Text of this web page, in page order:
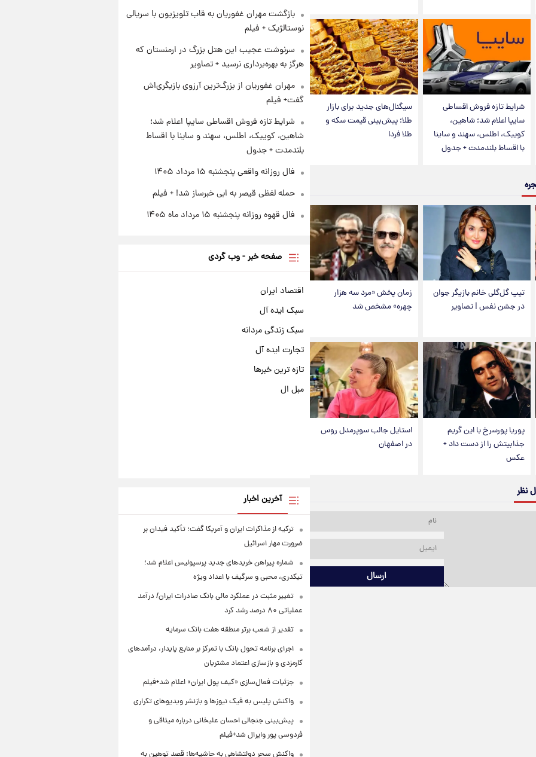
شرایط تازه فروش اقساطی
سایپا اعلام شد؛ شاهین،
کوییک، اطلس، سهند و ساینا
با اقساط بلندمدت + جدول
سیگنال‌های جدید برای بازار
طلا؛ پیش‌بینی قیمت سکه و
طلا فردا
تیپ گل‌گلی خانم بازیگر جوان
در جشن نفس | تصاویر
زمان پخش «مرد سه هزار
چهره» مشخص شد
پوریا پورسرخ با این گریم
جذابیتش را از دست داد +
عکس
استایل جالب سوپرمدل روس
در اصفهان
نظر
ارسال
بازگشت مهران غفوریان به قاب تلویزیون با سریالی
نوستالژیک + فیلم
سرنوشت عجیب این هتل بزرگ در ارمنستان که
هرگز به بهره‌برداری نرسید + تصاویر
مهران غفوریان از بزرگ‌ترین آرزوی بازیگری‌اش
گفت+ فیلم
شرایط تازه فروش اقساطی سایپا اعلام شد؛
شاهین، کوییک، اطلس، سهند و ساینا با اقساط
بلندمدت + جدول
فال روزانه واقعی پنجشنبه ۱۵ مرداد ۱۴۰۵
حمله لفظی قیصر به ابی خبرساز شد! + فیلم
فال قهوه روزانه پنجشنبه ۱۵ مرداد ماه ۱۴۰۵
صفحه خبر - وب گردی
اقتصاد ایران
سبک ایده آل
سبک زندگی مردانه
تجارت ایده آل
تازه ترین خبرها
مبل ال
آخرین اخبار
ترکیه از مذاکرات ایران و آمریکا گفت؛ تأکید فیدان بر
ضرورت مهار اسرائیل
شماره پیراهن خریدهای جدید پرسپولیس اعلام شد؛
تیکدری، محبی و سرگیف با اعداد ویژه
تغییر مثبت در عملکرد مالی بانک صادرات ایران/ درآمد
عملیاتی ۸۰ درصد رشد کرد
تقدیر از شعب برتر منطقه هفت بانک سرمایه
اجرای برنامه تحول بانک با تمرکز بر منابع پایدار، درآمدهای
کارمزدی و بازسازی اعتماد مشتریان
جزئیات فعال‌سازی «کیف پول ایران» اعلام شد+فیلم
واکنش پلیس به فیک نیوزها و بازنشر ویدیوهای تکراری
پیش‌بینی جنجالی احسان علیخانی درباره میثاقی و
فردوسی پور وایرال شد+فیلم
واکنش سحر دولتشاهی به حاشیه‌ها: قصد توهین به